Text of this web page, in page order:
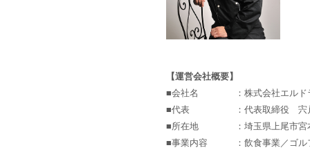
【運営会社概要】
■会社名
：株式会社エルド
■代表
：代表取締役 宍
■所在地
：埼玉県上尾市
■事業内容
：飲食事業／ゴ